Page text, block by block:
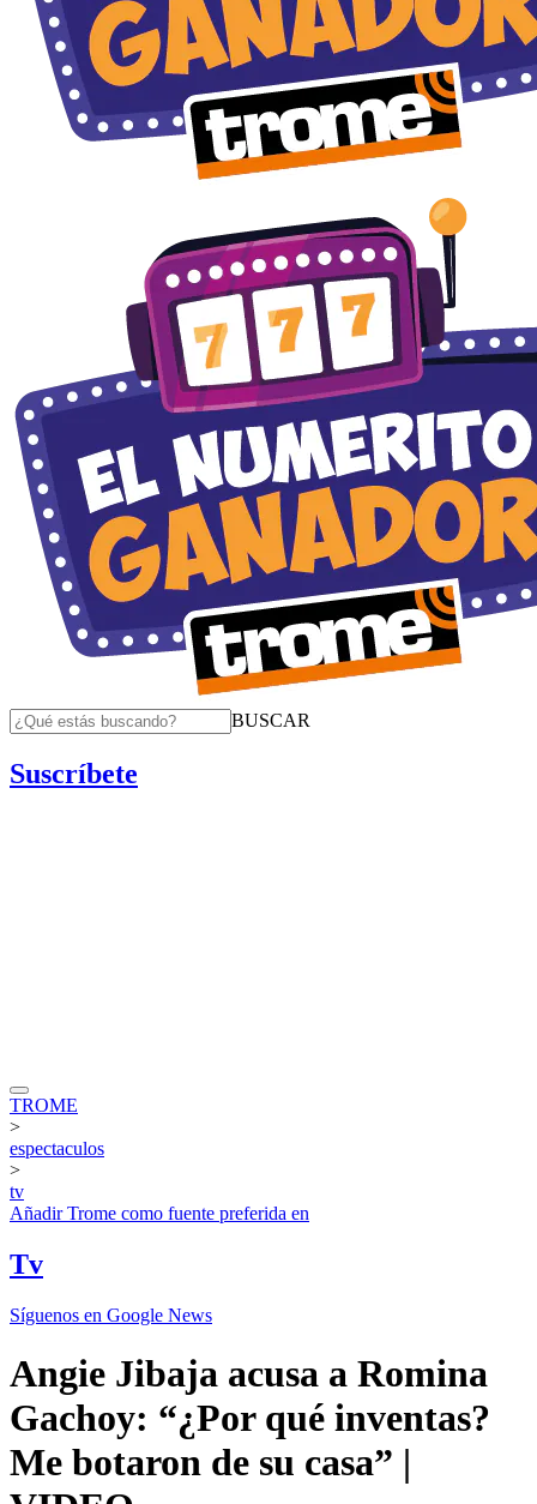
BUSCAR
Suscríbete
TROME
>
espectaculos
>
tv
AñadirTrome como fuente preferida en
Tv
Síguenos en Google News
Angie Jibaja acusa a Romina
Gachoy: “¿Por qué inventas?
Me botaron de su casa” |